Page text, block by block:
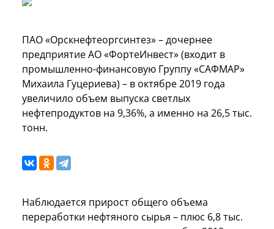
ПАО «Орскнефтеоргсинтез» – дочернее
предприятие АО «ФортеИнвест» (входит в
промышленно-финансовую Группу «САФМАР»
Михаила Гуцериева) – в октябре 2019 года
увеличило объем выпуска светлых
нефтепродуктов на 9,36%, а именно на 26,5 тыс.
тонн.
Наблюдается прирост общего объема
переработки нефтяного сырья – плюс 6,8 тыс.